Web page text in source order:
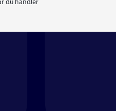
kæledyrs sjældenhed,
og fuldende hver